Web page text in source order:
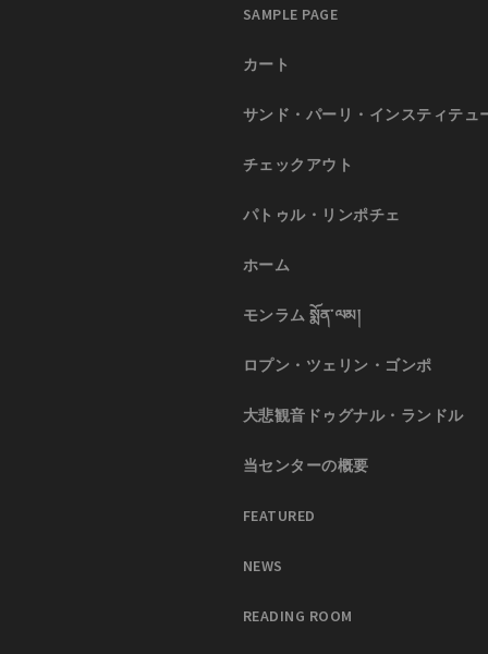
SAMPLE PAGE
カート
サンド・パーリ・インスティテュ
チェックアウト
パトゥル・リンポチェ
ホーム
モンラム སྨོན་ལམ།
ロプン・ツェリン・ゴンポ
大悲観音ドゥグナル・ランドル
当センターの概要
FEATURED
NEWS
READING ROOM